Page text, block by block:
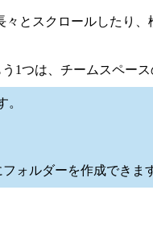
とスクロールしたり
1つは、チームスペー
。
ォルダーを作成できま